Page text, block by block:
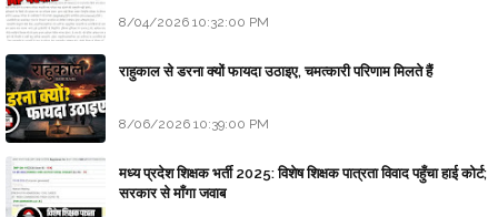
8/04/2026 10:32:00 PM
राहुकाल से डरना क्यों फायदा उठाइए, चमत्कारी परिणाम मिलते हैं
8/06/2026 10:39:00 PM
मध्य प्रदेश शिक्षक भर्ती 2025: विशेष शिक्षक पात्रता विवाद पहुँचा हाई कोर्ट;
सरकार से माँगा जवाब